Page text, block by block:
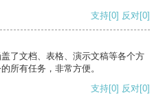
支持[0] 反对[0]
了文档、表格、演示文稿等各个方
所有任务，非常方便。
支持[0] 反对[0]